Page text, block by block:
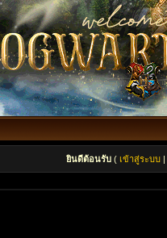
ยินดีต้อนรับ ( เข้าสู่ระบบ |